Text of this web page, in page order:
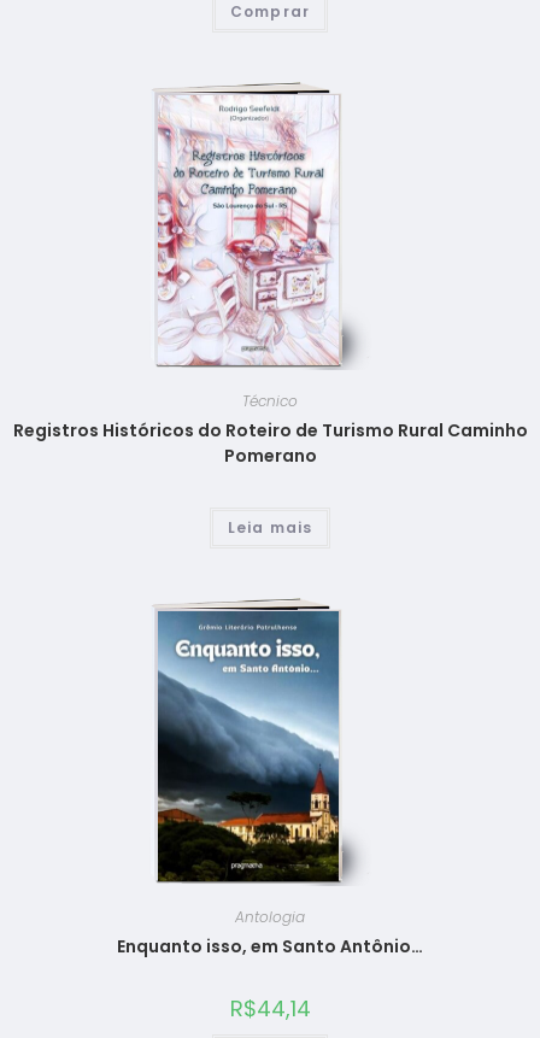
Comprar
Técnico
Registros Históricos do Roteiro de Turismo Rural Caminho
Pomerano
Leia mais
Antologia
Enquanto isso, em Santo Antônio…
R$44,14